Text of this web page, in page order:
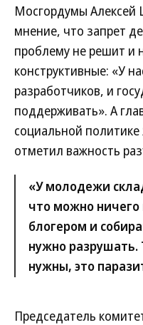
Мосгордумы
мнение, что запрет
проблему не решит и
конструктивные: «У
разработчиков, и
поддерживать». А
социальной
отметил важность
«У молодежи
что можно ничего
блогером и
нужно разрушать.
нужны, это
Председатель